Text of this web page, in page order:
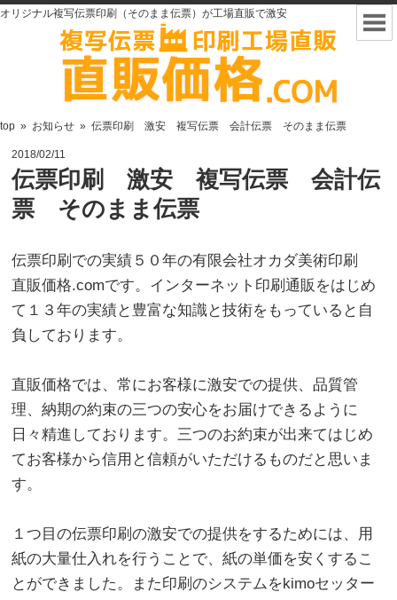
オリジナル複写伝票印刷（そのまま伝票）が工場直販で激安
top » お知らせ » 伝票印刷 激安 複写伝票 会計伝票 そのまま伝票
2018/02/11
伝票印刷 激安 複写伝票 会計伝
票 そのまま伝票
伝票印刷での実績５０年の有限会社オカダ美術印刷
直販価格.comです。インターネット印刷通販をはじめ
て１３年の実績と豊富な知識と技術をもっていると自
負しております。
直販価格では、常にお客様に激安での提供、品質管
理、納期の約束の三つの安心をお届けできるように
日々精進しております。三つのお約束が出来てはじめ
てお客様から信用と信頼がいただけるものだと思いま
す。
１つ目の伝票印刷の激安での提供をするためには、用
紙の大量仕入れを行うことで、紙の単価を安くするこ
とができました。また印刷のシステムをkimoセッター